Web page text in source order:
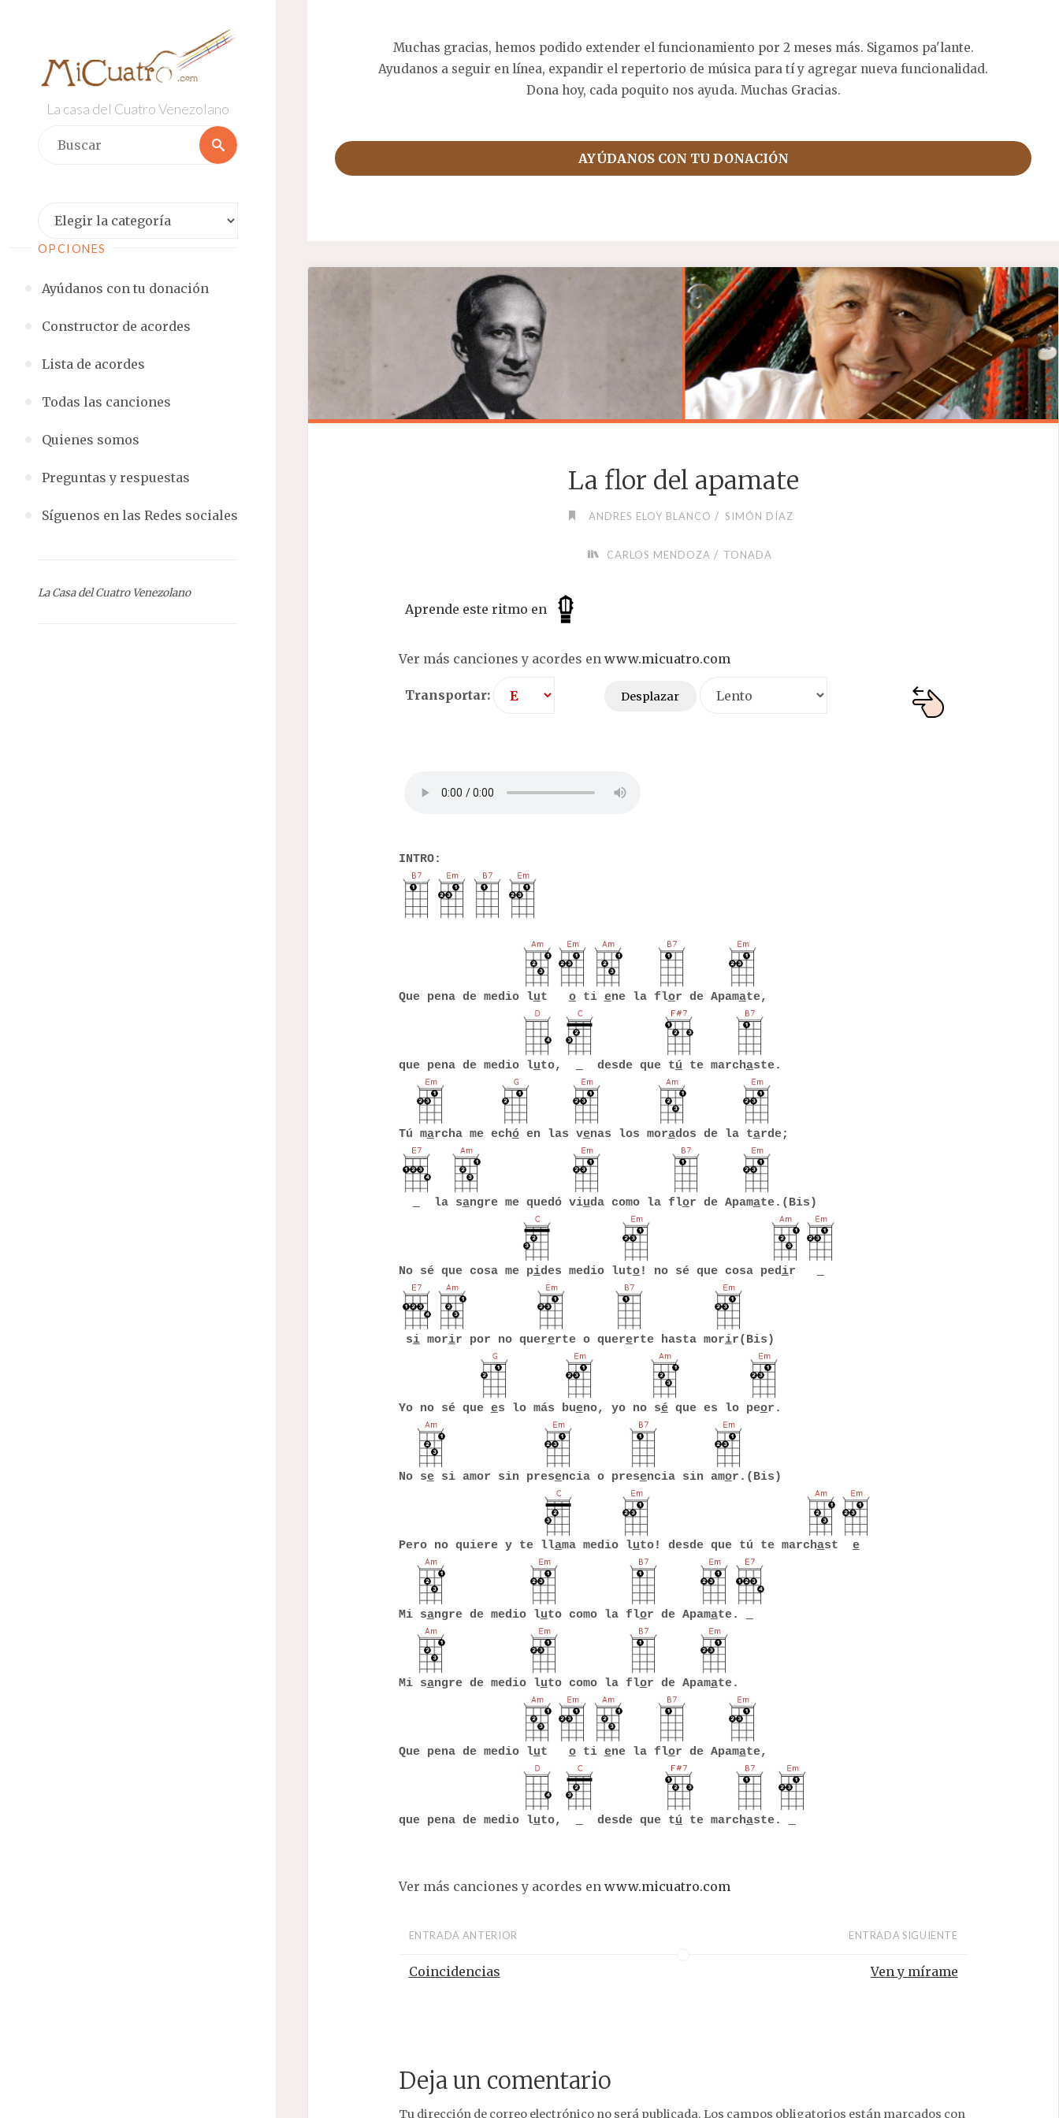
La casa del Cuatro Venezolano
Buscar
Categorías
OPCIONES
Ayúdanos con tu donación
Constructor de acordes
Lista de acordes
Todas las canciones
Quienes somos
Preguntas y respuestas
Síguenos en las Redes sociales
La Casa del Cuatro Venezolano
Muchas gracias, hemos podido extender el funcionamiento por 2 meses más. Sigamos pa'lante.
Ayudanos a seguir en línea, expandir el repertorio de música para tí y agregar nueva funcionalidad.
Dona hoy, cada poquito nos ayuda. Muchas Gracias.
AYÚDANOS CON TU DONACIÓN
La flor del apamate
ANDRES ELOY BLANCO / SIMÓN DÍAZ
CARLOS MENDOZA / TONADA
Aprende este ritmo en
Ver más canciones y acordes en www.micuatro.com
Transportar: Desplazar
INTRO:
Que pena de medio lut oti ene la flor de Apamate,
que pena de medio luto, desde que tú te marchaste.
Tú marcha me echóen las venas los morados de la tarde;
la sangre me quedó viuda como la flor de Apamate.(Bis)
No sé que cosa me pides medio luto! no sé que cosa pedir
simorir por no quererte o quererte hasta morir(Bis)
Yo no sé que es lo más bueno, yo no séque es lo peor.
No sesi amor sin presencia o presencia sin amor.(Bis)
Pero no quiere y te llama medio luto! desde que tú te marchaste
Mi sangre de medio luto como la flor de Apamate.
Mi sangre de medio luto como la flor de Apamate.
Que pena de medio lut oti ene la flor de Apamate,
que pena de medio luto, desde que tú te marchaste.
Ver más canciones y acordes en www.micuatro.com
ENTRADA ANTERIOR
Coincidencias
ENTRADA SIGUIENTE
Ven y mírame
Deja un comentario
Tu dirección de correo electrónico no será publicada. Los campos obligatorios están marcados con